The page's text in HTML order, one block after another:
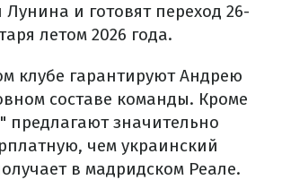
и готовят переход 26-
летом 2026 года.
клубе гарантируют Андрею
составе команды. Кроме
предлагают значительно
чем украинский
в мадридском Реале.